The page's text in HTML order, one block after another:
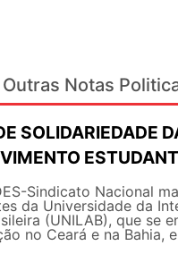
Outras Notas
SOLIDARIEDADE
Sindicato Nacional
da Universidade da
(UNILAB), que se
no Ceará e na Bahia,